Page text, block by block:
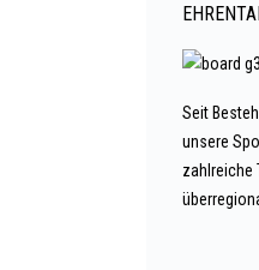
Seit
unsere
zahlreiche